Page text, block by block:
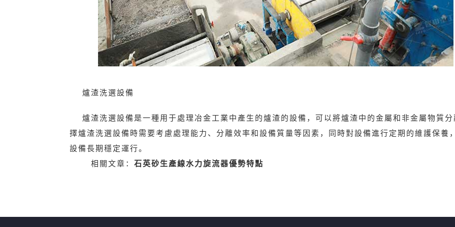
爐渣洗選設備
爐渣洗選設備是一種用于處理冶金工業中產生的爐渣的設備，可以將爐渣中的金屬和非金屬物質分
擇爐渣洗選設備時需要考慮處理能力、分離效率和設備質量等因素，同時對設備進行定期的維護保養
設備長期穩定運行。
相關文章： 石英砂生產線水力旋流器優勢特點